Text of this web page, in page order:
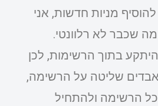
מניות חדשות, אני
שכבר לא רלוונטי.
בתוך הרשימות, לכן
שליטה על הרשימה,
הרשימה ולהתחיל